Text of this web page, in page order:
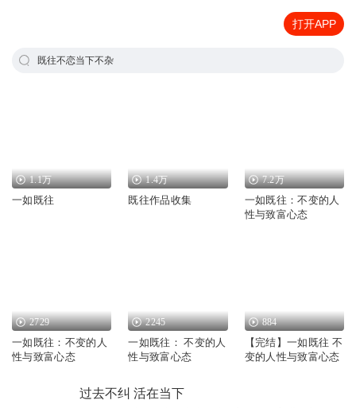
打开APP
既往不恋当下不杂
1.1万
一如既往
1.4万
既往作品收集
7.2万
一如既往：不变的人
性与致富心态
2729
一如既往：不变的人
性与致富心态
2245
一如既往： 不变的人
性与致富心态
884
【完结】一如既往 不
变的人性与致富心态
过去不纠 活在当下